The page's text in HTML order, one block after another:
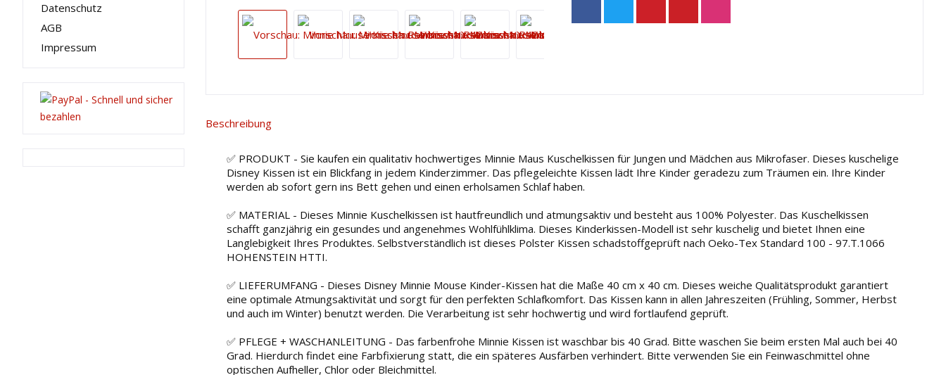
Datenschutz
AGB
Impressum
Beschreibung
✅ PRODUKT - Sie kaufen ein qualitativ hochwertiges Minnie Maus Kuschelkissen für Jungen und Mädchen aus Mikrofaser. Dieses kuschelige
Disney Kissen ist ein Blickfang in jedem Kinderzimmer. Das pflegeleichte Kissen lädt Ihre Kinder geradezu zum Träumen ein. Ihre Kinder
werden ab sofort gern ins Bett gehen und einen erholsamen Schlaf haben.
✅ MATERIAL - Dieses Minnie Kuschelkissen ist hautfreundlich und atmungsaktiv und besteht aus 100% Polyester. Das Kuschelkissen
schafft ganzjährig ein gesundes und angenehmes Wohlfühlklima. Dieses Kinderkissen-Modell ist sehr kuschelig und bietet Ihnen eine
Langlebigkeit Ihres Produktes. Selbstverständlich ist dieses Polster Kissen schadstoffgeprüft nach Oeko-Tex Standard 100 - 97.T.1066
HOHENSTEIN HTTI.
✅ LIEFERUMFANG - Dieses Disney Minnie Mouse Kinder-Kissen hat die Maße 40 cm x 40 cm. Dieses weiche Qualitätsprodukt garantiert
eine optimale Atmungsaktivität und sorgt für den perfekten Schlafkomfort. Das Kissen kann in allen Jahreszeiten (Frühling, Sommer, Herbst
und auch im Winter) benutzt werden. Die Verarbeitung ist sehr hochwertig und wird fortlaufend geprüft.
✅ PFLEGE + WASCHANLEITUNG - Das farbenfrohe Minnie Kissen ist waschbar bis 40 Grad. Bitte waschen Sie beim ersten Mal auch bei 40
Grad. Hierdurch findet eine Farbfixierung statt, die ein späteres Ausfärben verhindert. Bitte verwenden Sie ein Feinwaschmittel ohne
optischen Aufheller, Chlor oder Bleichmittel.